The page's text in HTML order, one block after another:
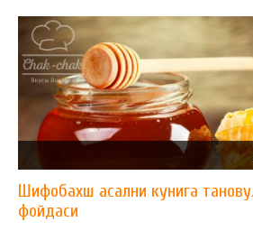
Шифобахш асални кунига
фойдаси